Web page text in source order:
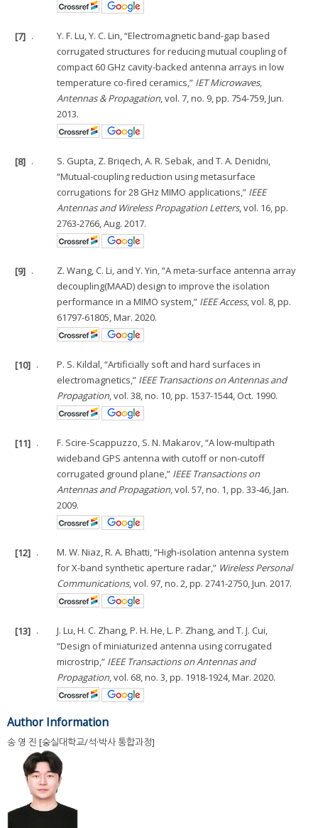
[7] .
Y. F. Lu, Y. C. Lin, “Electromagnetic band-gap based
corrugated structures for reducing mutual coupling of
compact 60 GHz cavity-backed antenna arrays in low
temperature co-fired ceramics,” IET Microwaves,
Antennas & Propagation, vol. 7, no. 9, pp. 754-759, Jun.
2013.
[8] .
S. Gupta, Z. Briqech, A. R. Sebak, and T. A. Denidni,
“Mutual-coupling reduction using metasurface
corrugations for 28 GHz MIMO applications,” IEEE
Antennas and Wireless Propagation Letters, vol. 16, pp.
2763-2766, Aug. 2017.
[9] .
Z. Wang, C. Li, and Y. Yin, “A meta-surface antenna array
decoupling(MAAD) design to improve the isolation
performance in a MIMO system,” IEEE Access, vol. 8, pp.
61797-61805, Mar. 2020.
[10] .
P. S. Kildal, “Artificially soft and hard surfaces in
electromagnetics,” IEEE Transactions on Antennas and
Propagation, vol. 38, no. 10, pp. 1537-1544, Oct. 1990.
[11] .
F. Scire-Scappuzzo, S. N. Makarov, “A low-multipath
wideband GPS antenna with cutoff or non-cutoff
corrugated ground plane,” IEEE Transactions on
Antennas and Propagation, vol. 57, no. 1, pp. 33-46, Jan.
2009.
[12] .
M. W. Niaz, R. A. Bhatti, “High-isolation antenna system
for X-band synthetic aperture radar,” Wireless Personal
Communications, vol. 97, no. 2, pp. 2741-2750, Jun. 2017.
[13] .
J. Lu, H. C. Zhang, P. H. He, L. P. Zhang, and T. J. Cui,
“Design of miniaturized antenna using corrugated
microstrip,” IEEE Transactions on Antennas and
Propagation, vol. 68, no. 3, pp. 1918-1924, Mar. 2020.
Author Information
송 영 진 [숭실대학교/석·박사 통합과정]